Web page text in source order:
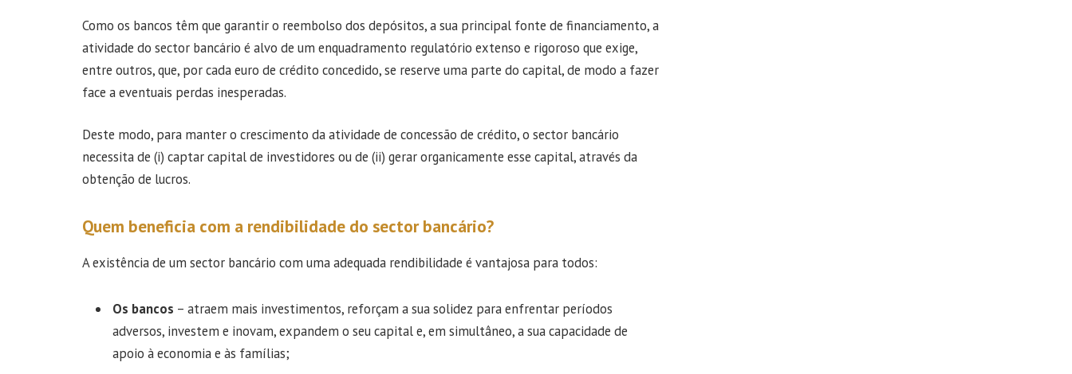
Como os bancos têm que garantir o reembolso dos depósitos, a sua principal fonte de financiamento, a
atividade do sector bancário é alvo de um enquadramento regulatório extenso e rigoroso que exige,
entre outros, que, por cada euro de crédito concedido, se reserve uma parte do capital, de modo a fazer
face a eventuais perdas inesperadas.
Deste modo, para manter o crescimento da atividade de concessão de crédito, o sector bancário
necessita de (i) captar capital de investidores ou de (ii) gerar organicamente esse capital, através da
obtenção de lucros.
Quem beneficia com a rendibilidade do sector bancário?
A existência de um sector bancário com uma adequada rendibilidade é vantajosa para todos:
Os bancos – atraem mais investimentos, reforçam a sua solidez para enfrentar períodos
adversos, investem e inovam, expandem o seu capital e, em simultâneo, a sua capacidade de
apoio à economia e às famílias;